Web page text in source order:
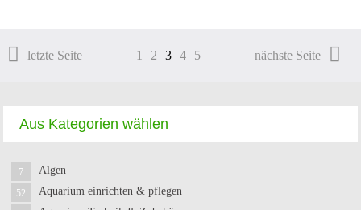
letzte Seite 1 2 3 4 5 nächste Seite
Aus Kategorien wählen
Algen
7
Aquarium einrichten & pflegen
52